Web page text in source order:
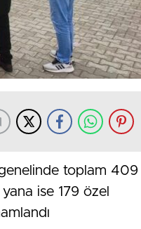
toplam 409
ise 179 özel